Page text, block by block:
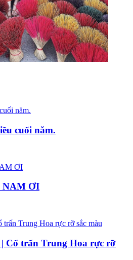
cuối năm.
NAM ƠI
Cổ trấn Trung Hoa rực rỡ